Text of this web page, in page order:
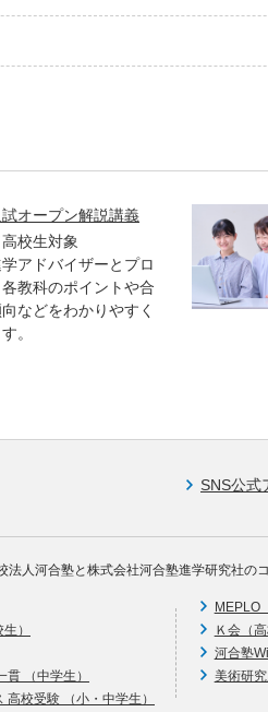
オープン解説講義
校生対象
アドバイザーとプロ
教科のポイントや合
などをわかりやすく
。
SNS公式
法人河合塾と株式会社河合塾進学研究社の
）
（中学生）
校受験 （小・中学生）
MEPLO
Ｋ会（
河合塾
美術研